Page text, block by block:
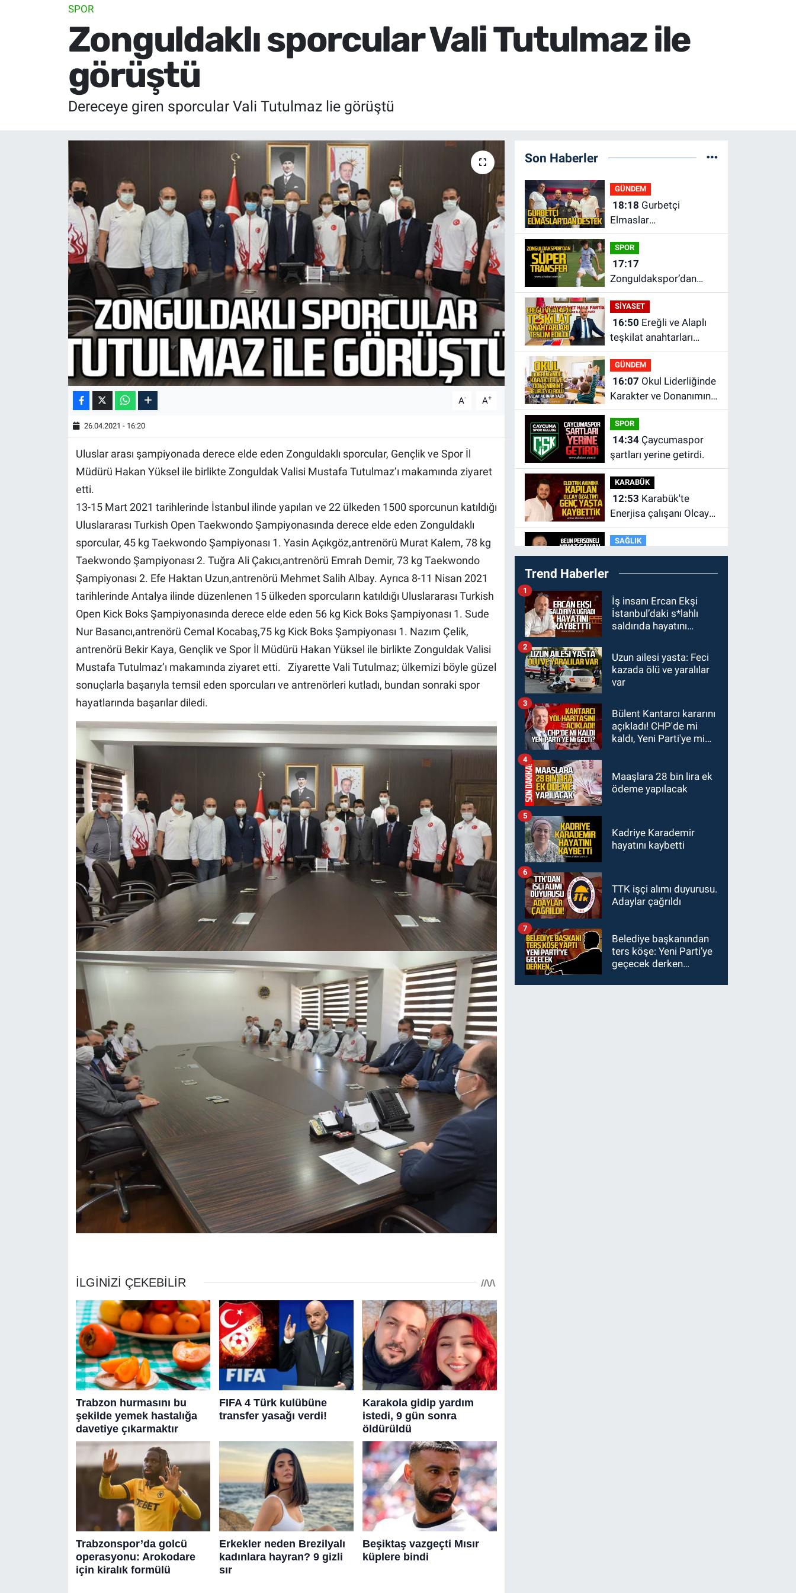
SPOR
Zonguldaklı sporcular Vali Tutulmaz ile
görüştü
Dereceye giren sporcular Vali Tutulmaz lie görüştü
A- A+
26.04.2021 - 16:20
Uluslar arası şampiyonada derece elde eden Zonguldaklı sporcular, Gençlik ve Spor İl
Müdürü Hakan Yüksel ile birlikte Zonguldak Valisi Mustafa Tutulmaz’ı makamında ziyaret
etti.
13-15 Mart 2021 tarihlerinde İstanbul ilinde yapılan ve 22 ülkeden 1500 sporcunun katıldığı
Uluslararası Turkish Open Taekwondo Şampiyonasında derece elde eden Zonguldaklı
sporcular, 45 kg Taekwondo Şampiyonası 1. Yasin Açıkgöz,antrenörü Murat Kalem, 78 kg
Taekwondo Şampiyonası 2. Tuğra Ali Çakıcı,antrenörü Emrah Demir, 73 kg Taekwondo
Şampiyonası 2. Efe Haktan Uzun,antrenörü Mehmet Salih Albay. Ayrıca 8-11 Nisan 2021
tarihlerinde Antalya ilinde düzenlenen 15 ülkeden sporcuların katıldığı Uluslararası Turkish
Open Kick Boks Şampiyonasında derece elde eden 56 kg Kick Boks Şampiyonası 1. Sude
Nur Basancı,antrenörü Cemal Kocabaş,75 kg Kick Boks Şampiyonası 1. Nazım Çelik,
antrenörü Bekir Kaya, Gençlik ve Spor İl Müdürü Hakan Yüksel ile birlikte Zonguldak Valisi
Mustafa Tutulmaz’ı makamında ziyaret etti. Ziyarette Vali Tutulmaz; ülkemizi böyle güzel
sonuçlarla başarıyla temsil eden sporcuları ve antrenörleri kutladı, bundan sonraki spor
hayatlarında başarılar diledi.
Son Haberler
GÜNDEM
18:18
Elmaslar
Zonguldakspor’a
destek oldu
SPOR
17:17
Zonguldakspor’dan
Süper transfer.
SİYASET
16:50
teşkilat anahtarları
teslim edildi.
GÜNDEM
16:07
Karakter ve Donanımın
Belirleyici Rolü
SPOR
14:34Çaycumaspor
şartları yerine getirdi.
KARABÜK
12:53
Enerjisa çalışanı Olcay
Özaltın elektrik akımına
kapılarak hayatını
kaybetti.
SAĞLIK
11:22BEUN personeli
Nihat Şahan Kalaycı
KDZ EREĞLİ
10:01Yeni Parti'de
yönetim krizi. 14 üyeden
SİYASET
09:47Yeni Parti Kdz.
Ereğli'de sakat doğuyor.
KARABÜK
09:30Karabük'te 30
bin kişi aynı coşkuda
Trend Haberler
İş insanı Ercan Ekşi
İstanbul’daki s*lahlı
saldırıda hayatını
1
Uzun ailesi yasta: Feci
kazada ölü ve yaralılar
var
2
Bülent Kantarcı kararını
açıkladı! CHP'de mi
kaldı, Yeni Parti'ye mi
3
Maaşlara 28 bin lira ek
ödeme yapılacak
4
Kadriye Karademir
hayatını kaybetti
5
TTK işçi alımı duyurusu.
Adaylar çağrıldı
6
Belediye başkanından
ters köşe: Yeni Parti’ye
geçecek derken…
7